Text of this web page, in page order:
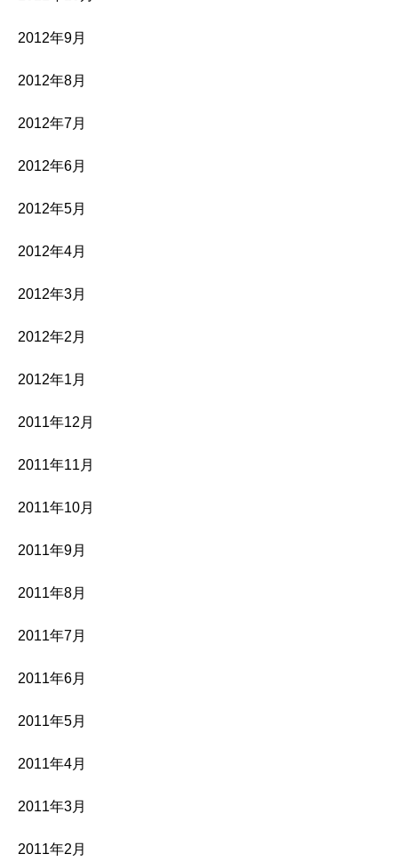
2012年9月
2012年8月
2012年7月
2012年6月
2012年5月
2012年4月
2012年3月
2012年2月
2012年1月
2011年12月
2011年11月
2011年10月
2011年9月
2011年8月
2011年7月
2011年6月
2011年5月
2011年4月
2011年3月
2011年2月